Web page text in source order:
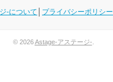
-について プライバシーポリシー
© 2026Astage-アステージ-